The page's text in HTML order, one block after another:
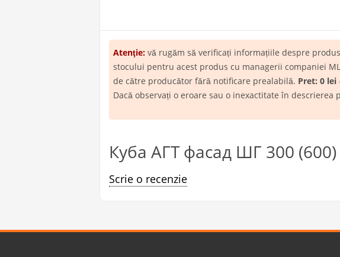
Atenţie: vă rugăm să verificați informațiile despre produs
stocului pentru acest produs cu managerii companiei
de către producător fără notificare prealabilă. Pret: 0 lei
Dacă observați o eroare sau o inexactitate în descrierea
Куба АГТ фасад ШГ 300
Scrie o recenzie